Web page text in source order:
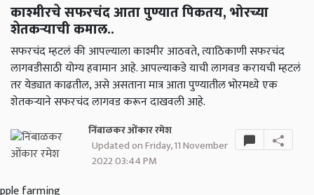
काश्मीरचे सफरचंद आता पुण्यात पिकतय, भोरच्या
शेतकऱ्याची कमाल..
सफरचंद म्हटलं की आपल्याला काश्मीर आठवते, त्याठिकाणी सफरचंद
लागवडीसाठी योग्य हवामान आहे. आपल्याकडे याची लागवड करायची म्हटलं
तर येड्यात काढतील, असे असताना मात्र आता पुण्यातील भोरमध्ये एक
शेतकऱ्याने सफरचंद लागवड करून दाखवली आहे.
निंबाळकर ओंकार रमेश
Updated on Friday, 11 November
2022 03:44 PM